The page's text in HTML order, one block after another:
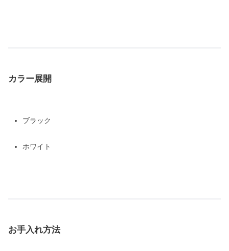
カラー展開
ブラック
ホワイト
お手入れ方法